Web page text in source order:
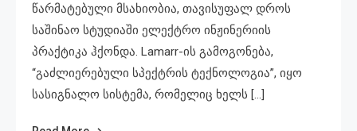
წარმატებული მსახიობია, თავისუფალ დროს
საშინაო სტუდიაში ელექტრო ინჟინერიის
პრაქტიკა ჰქონდა. Lamarr-ის გამოგონება,
“გაძლიერებული სპექტრის ტექნოლოგია”, იყო
სასიგნალო სისტემა, რომელიც ხელს […]